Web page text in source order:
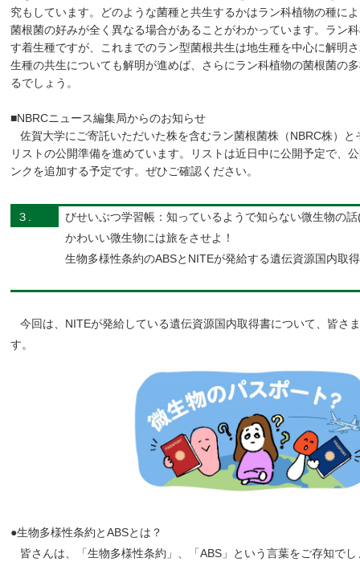
究もしています。どのような菌種と共生するかはラン科植物の種に
菌根菌の好みが全く異なる場合があることがわかっています。ラン
す着生種ですが、これまでのラン型菌根共生は地生種を中心に解明
生種の共生についても解明が進めば、さらにラン科植物の菌根菌の
るでしょう。
■NBRCニュース編集局からのお知らせ
佐賀大学にご寄託いただいた株を含むラン菌根菌株（NBRC株）と
リストの公開準備を進めています。リストは近日中に公開予定で、
ンクを追加する予定です。ぜひご確認ください。
３.
びせいぶつ学習帳：知っているようで知らない微生物の
かわいい微生物には旅をさせよ！
生物多様性条約のABSとNITEが発給する遺伝資源国内取
今回は、NITEが発給している遺伝資源国内取得書について、皆さ
す。
●生物多様性条約とABSとは？
皆さんは、「生物多様性条約」、「ABS」という言葉をご存知でし